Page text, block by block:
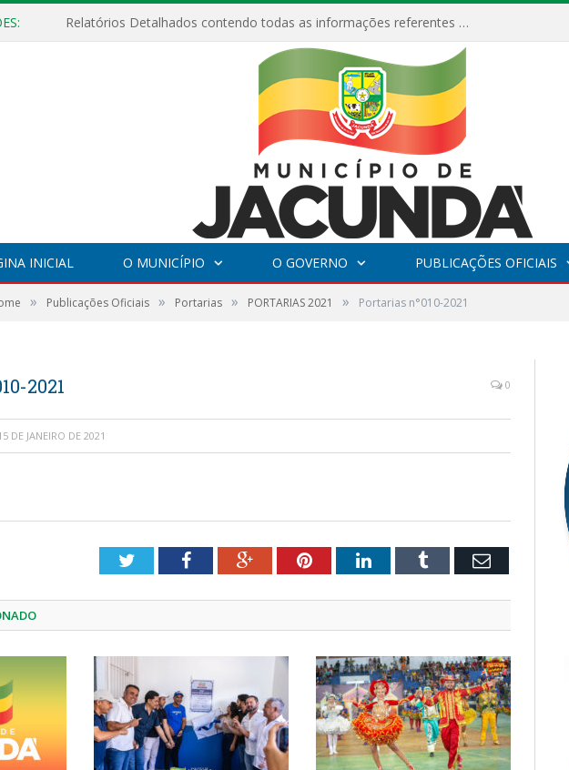
Relatórios Detalhados contendo todas as informações referentes a execução de recursos destinados ao fomento de projetos culturais no Município de Jacundá entre os anos de 2022 ao presente ano de 2026.
INICIAL O MUNICÍPIO O GOVERNO PUBLICAÇÕES OFICIAIS
» Publicações Oficiais » Portarias » PORTARIAS 2021 » Portarias n°010-2021
2021 0
DE JANEIRO DE 2021
TwitterFacebookGoogle+PinterestLinkedInTumblr Email